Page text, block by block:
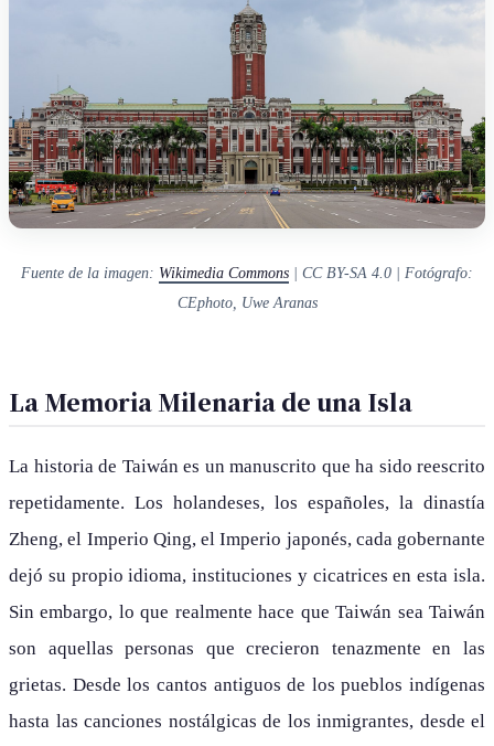
Fuente de la imagen: Wikimedia Commons | CC BY-SA 4.0 | Fotógrafo:
CEphoto, Uwe Aranas
La Memoria Milenaria de una Isla
La historia de Taiwán es un manuscrito que ha sido reescrito
repetidamente. Los holandeses, los españoles, la dinastía
Zheng, el Imperio Qing, el Imperio japonés, cada gobernante
dejó su propio idioma, instituciones y cicatrices en esta isla.
Sin embargo, lo que realmente hace que Taiwán sea Taiwán
son aquellas personas que crecieron tenazmente en las
grietas. Desde los cantos antiguos de los pueblos indígenas
hasta las canciones nostálgicas de los inmigrantes, desde el